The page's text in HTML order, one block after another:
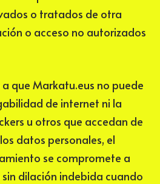
o tratados de otra
o acceso no autorizados
que Markatu.eus no puede
de internet ni la
u otros que accedan de
datos personales, el
se compromete a
dilación indebida cuando